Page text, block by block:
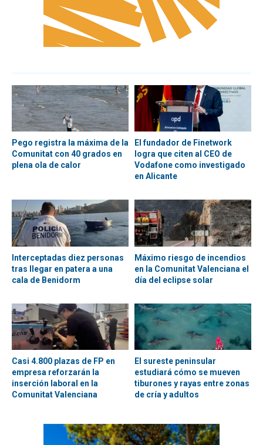
Pego registra la máxima de la
Comunitat con 40 grados en
plena ola de calor
El fundador de Finetwork
logra que citen al CEO de
Vodafone como investigado
en Alicante
Interceptadas diez personas
tras llegar en patera a una
cala de Benidorm
Máximo riesgo de incendios
en la Comunitat Valenciana el
día del eclipse solar
Casi 4.800 plazas de FP en
empresa reforzarán la
inserción laboral en la
Comunitat Valenciana
El sureste peninsular
estudiará cómo se mueven
tiburones y rayas entre zonas
de cría y adultos